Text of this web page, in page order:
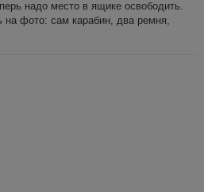
надо место в ящике освободить.
на фото: сам карабин, два ремня,